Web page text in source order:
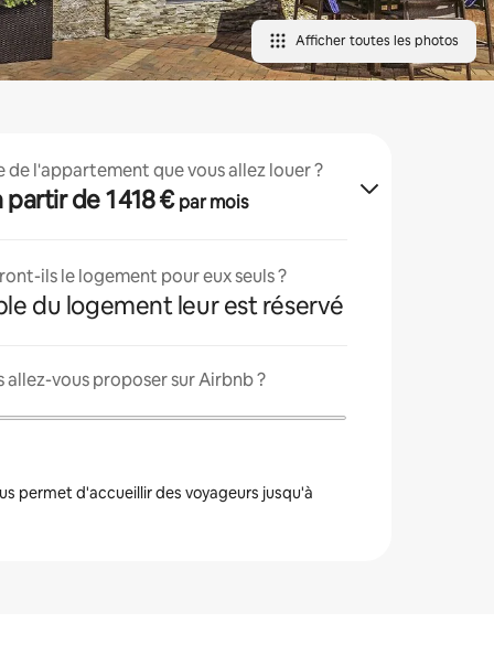
Afficher toutes les photos
de l'appartement que vous allez louer ?
à partir de 1 418 €par mois
ils le logement pour eux seuls ?
du logement leur est réservé
allez-vous proposer sur Airbnb ?
permet d'accueillir des voyageurs jusqu'à